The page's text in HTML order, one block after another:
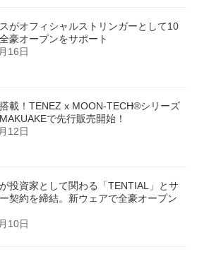
がオフィシャルストリンガーとして10
豪オープンをサポート
16日
載！TENEZ x MOON-TECH®シリーズ
で先行販売開始！
12日
投資家として関わる「TENTIAL」とサ
契約を締結。新ウェアで全豪オープン
10日